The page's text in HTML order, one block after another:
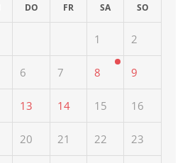
DO FR SA SO
1 2
6 7 8 9
13 14 15 16
20 21 22 23